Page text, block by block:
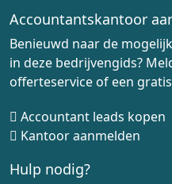
Accountantskantoor
Benieuwd naar de
in deze bedrijvengids?
offerteservice of een
Accountant leads kopen
Kantoor aanmelden
Hulp nodig?